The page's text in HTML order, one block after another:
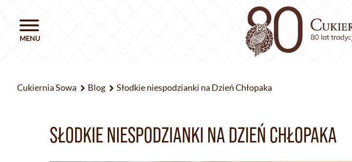
Cukiernia Sowa Blog Słodkie niespodzianki na Dzień Chłopaka
SŁODKIE NIESPODZIANKI NA DZIEŃ CHŁOPAKA